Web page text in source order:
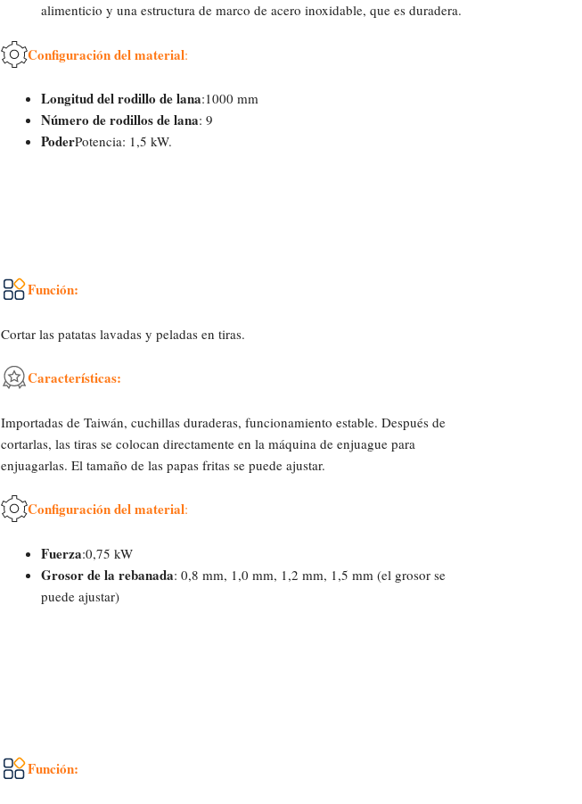
alimenticio y una estructura de marco de acero inoxidable, que es duradera.
Configuración del material:
Longitud del rodillo de lana:1000 mm
Número de rodillos de lana: 9
PoderPotencia: 1,5 kW.
Función:
Cortar las patatas lavadas y peladas en tiras.
Características:
Importadas de Taiwán, cuchillas duraderas, funcionamiento estable. Después de
cortarlas, las tiras se colocan directamente en la máquina de enjuague para
enjuagarlas. El tamaño de las papas fritas se puede ajustar.
Configuración del material:
Fuerza:0,75 kW
Grosor de la rebanada: 0,8 mm, 1,0 mm, 1,2 mm, 1,5 mm (el grosor se
puede ajustar)
Función: